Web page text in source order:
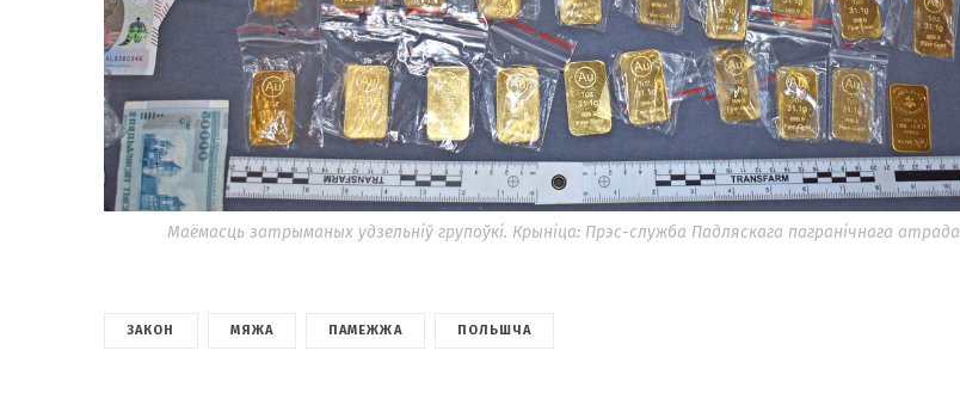
Маёмасць затрыманых удзельніў групоўкі. Крыніца: Прэс-служба Падляскага пагранічнага атрада
ЗАКОН МЯЖА ПАМЕЖЖА ПОЛЬШЧА